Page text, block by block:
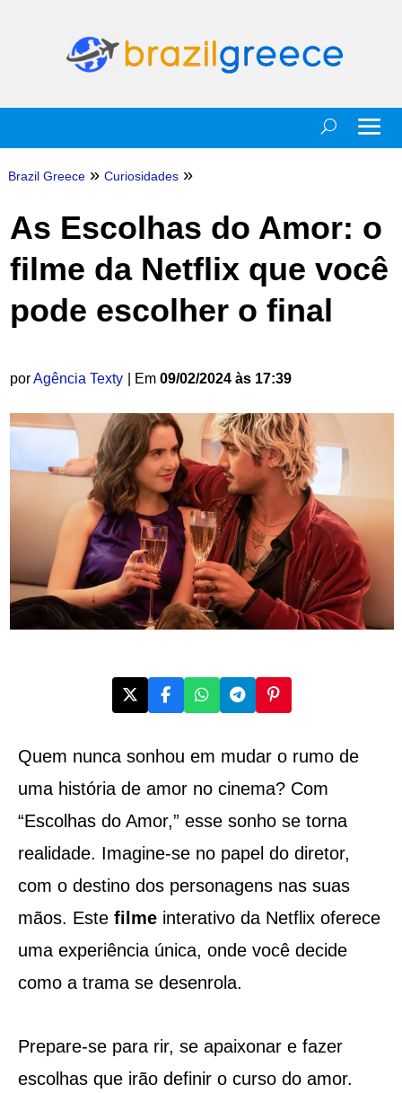
Brazil Greece » Curiosidades »
As Escolhas do Amor: o
filme da Netflix que você
pode escolher o final
porAgência Texty | Em 09/02/2024 às 17:39
Quem nunca sonhou em mudar o rumo de
uma história de amor no cinema? Com
“Escolhas do Amor,” esse sonho se torna
realidade. Imagine-se no papel do diretor,
com o destino dos personagens nas suas
mãos. Este filmeinterativo da Netflix oferece
uma experiência única, onde você decide
como a trama se desenrola.
Prepare-se para rir, se apaixonar e fazer
escolhas que irão definir o curso do amor.